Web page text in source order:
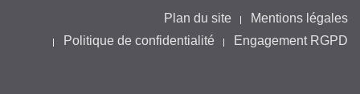
Plan du site
Mentions légales
Politique de confidentialité
Engagement RGPD